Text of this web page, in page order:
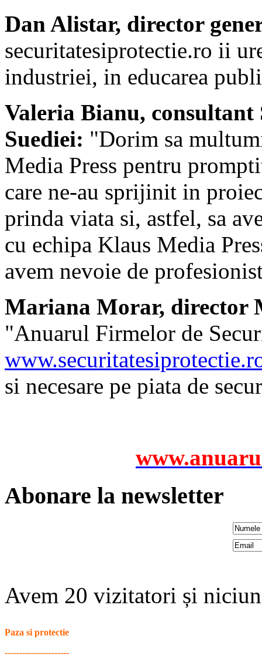
Dan Alistar, director
securitatesiprotectie.ro ii
industriei, in educarea
Valeria Bianu, consultant
Suediei: "Dorim sa
Media Press pentru
care ne-au sprijinit in
prinda viata si, astfel, sa
cu echipa Klaus Media
avem nevoie de
Mariana Morar, director
"Anuarul Firmelor de
si necesare pe piata de
Abonare la newsletter
Avem 20 vizitatori și
Paza si protectie
----------------------